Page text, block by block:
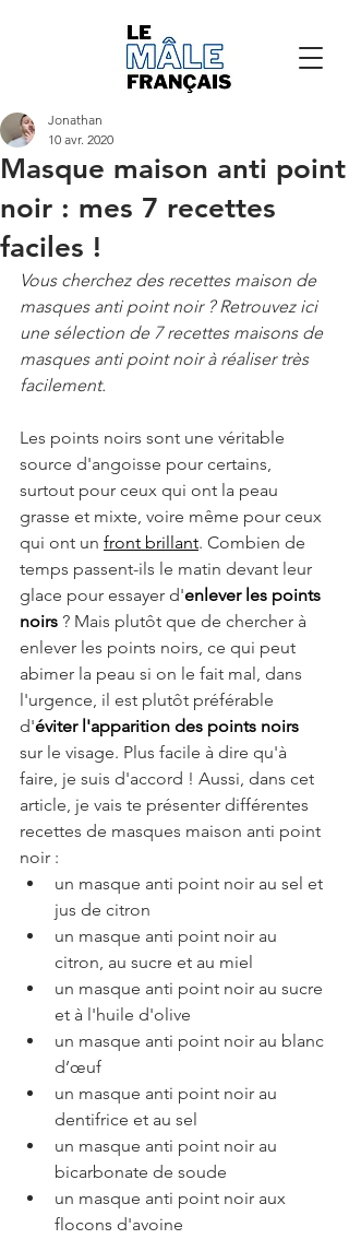
Masque maison anti point
noir : mes 7 recettes
faciles !
Jonathan
10 avr. 2020
Vous cherchez des recettes maison de
masques anti point noir ? Retrouvez ici
une sélection de 7 recettes maisons de
masques anti point noir à réaliser très
facilement.
Les points noirs sont une véritable
source d'angoisse pour certains,
surtout pour ceux qui ont la peau
grasse et mixte, voire même pour ceux
qui ont un front brillant. Combien de
temps passent-ils le matin devant leur
glace pour essayer d'enlever les points
noirs ? Mais plutôt que de chercher à
enlever les points noirs, ce qui peut
abimer la peau si on le fait mal, dans
l'urgence, il est plutôt préférable
d'éviter l'apparition des points noirs
sur le visage. Plus facile à dire qu'à
faire, je suis d'accord ! Aussi, dans cet
article, je vais te présenter différentes
recettes de masques maison anti point
noir :
un masque anti point noir au sel et
jus de citron
un masque anti point noir au
citron, au sucre et au miel
un masque anti point noir au sucre
et à l'huile d'olive
un masque anti point noir au blanc
d’œuf
un masque anti point noir au
dentifrice et au sel
un masque anti point noir au
bicarbonate de soude
un masque anti point noir aux
flocons d'avoine